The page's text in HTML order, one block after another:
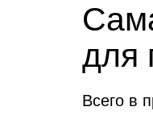
для
Всего в